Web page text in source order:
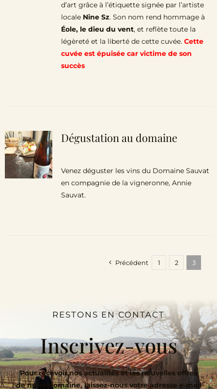
d’art grâce à l’étiquette signée par l’artiste
locale Nine Sz. Son nom rend hommage à
Éole, le dieu du vent, et reflète toute la
légèreté et la liberté de cette cuvée. Cette
cuvée est épuisée car victime de son
succès
Dégustation au domaine
Venez déguster les vins du Domaine Sauvat
en compagnie de la vigneronne, Annie
Sauvat.
Précédent 1 2 3
RESTONS EN CONTACT
Inscrivez-vous
Pour recevoir nos actualités et les nouvelles offres
de notre domaine, laissez-nous votre adresse e-mail